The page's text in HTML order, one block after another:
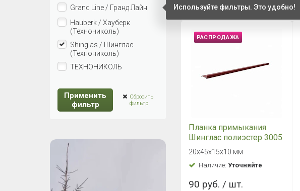
Сортировать:
РАСПРОДАЖА
Планка примыкания
Шинглас полиэстер 3005
красный 20*45*15*10 (р)
20х45х15х10 мм
Наличие: Уточняйте
90 руб. / шт.
Используйте фильтры. Это удобно!
Grand Line / Гранд Лайн
Hauberk / Хауберк
(Технониколь)
Shinglas / Шинглас
(Технониколь)
ТЕХНОНИКОЛЬ
Применить
фильтр
Сбросить
фильтр